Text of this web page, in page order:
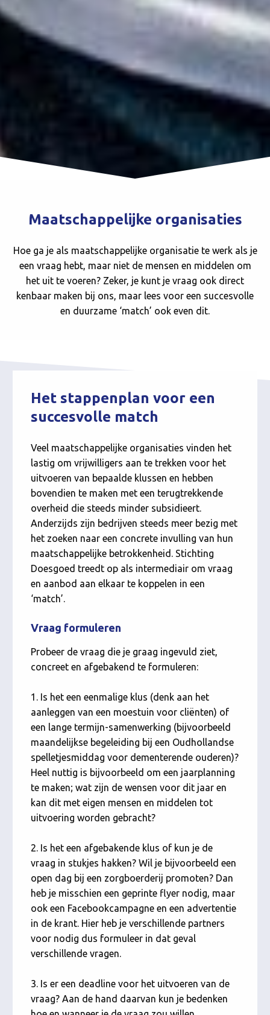
Maatschappelijke organisaties
Hoe ga je als maatschappelijke organisatie te werk als je
een vraag hebt, maar niet de mensen en middelen om
het uit te voeren? Zeker, je kunt je vraag ook direct
kenbaar maken bij ons, maar lees voor een succesvolle
en duurzame ‘match’ ook even dit.
Het stappenplan voor een
succesvolle match
Veel maatschappelijke organisaties vinden het
lastig om vrijwilligers aan te trekken voor het
uitvoeren van bepaalde klussen en hebben
bovendien te maken met een terugtrekkende
overheid die steeds minder subsidieert.
Anderzijds zijn bedrijven steeds meer bezig met
het zoeken naar een concrete invulling van hun
maatschappelijke betrokkenheid. Stichting
Doesgoed treedt op als intermediair om vraag
en aanbod aan elkaar te koppelen in een
‘match’.
Vraag formuleren
Probeer de vraag die je graag ingevuld ziet,
concreet en afgebakend te formuleren:
1. Is het een eenmalige klus (denk aan het
aanleggen van een moestuin voor cliënten) of
een lange termijn-samenwerking (bijvoorbeeld
maandelijkse begeleiding bij een Oudhollandse
spelletjesmiddag voor dementerende ouderen)?
Heel nuttig is bijvoorbeeld om een jaarplanning
te maken; wat zijn de wensen voor dit jaar en
kan dit met eigen mensen en middelen tot
uitvoering worden gebracht?
2. Is het een afgebakende klus of kun je de
vraag in stukjes hakken? Wil je bijvoorbeeld een
open dag bij een zorgboerderij promoten? Dan
heb je misschien een geprinte flyer nodig, maar
ook een Facebookcampagne en een advertentie
in de krant. Hier heb je verschillende partners
voor nodig dus formuleer in dat geval
verschillende vragen.
3. Is er een deadline voor het uitvoeren van de
vraag? Aan de hand daarvan kun je bedenken